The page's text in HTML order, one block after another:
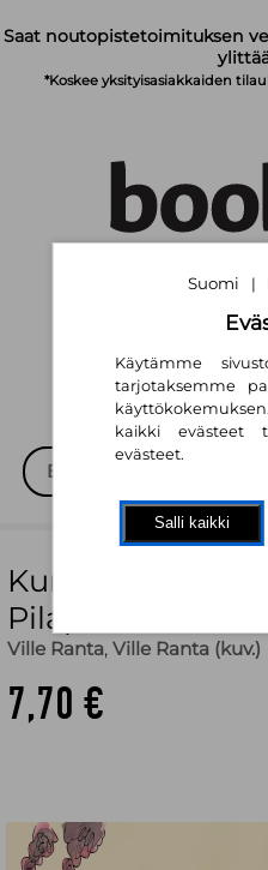
Saat noutopistetoimituksen
*Koskee yksityisasiakkaiden
Suomi |
Kurissa ja
Pilapiirroksia
Ville Ranta,Ville Ranta (kuv.)
7,70 €
Suomi |
Käytämme
tarjotaksemme
kaikki evästeet
evästeet.
Salli kaikki